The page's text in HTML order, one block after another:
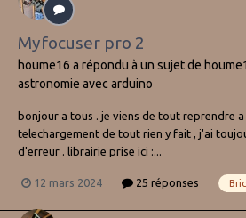
Myfocuser pro 2
houme16 a répondu à un sujet de
astronomie avec arduino
bonjour a tous . je viens de tout reprendre
telechargement de tout rien y fait , j'ai
d'erreur . librairie prise ici :...
12 mars 2024 25 réponses